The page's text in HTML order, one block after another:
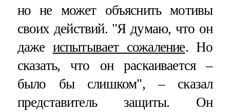
но не может объяснить мотивы
своих действий. "Я думаю, что он
даже испытывает сожаление. Но
сказать, что он раскаивается –
было бы слишком", – сказал
представитель защиты. Он